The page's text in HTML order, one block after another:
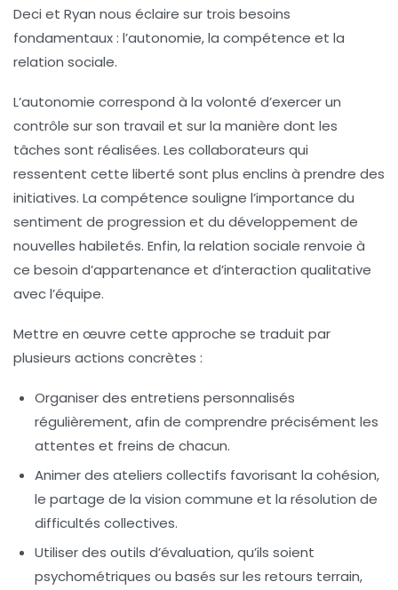
Deci et Ryan nous éclaire sur trois besoins
fondamentaux : l’autonomie, la compétence et la
relation sociale.
L’autonomie correspond à la volonté d’exercer un
contrôle sur son travail et sur la manière dont les
tâches sont réalisées. Les collaborateurs qui
ressentent cette liberté sont plus enclins à prendre des
initiatives. La compétence souligne l’importance du
sentiment de progression et du développement de
nouvelles habiletés. Enfin, la relation sociale renvoie à
ce besoin d’appartenance et d’interaction qualitative
avec l’équipe.
Mettre en œuvre cette approche se traduit par
plusieurs actions concrètes :
Organiser des entretiens personnalisés
régulièrement, afin de comprendre précisément les
attentes et freins de chacun.
Animer des ateliers collectifs favorisant la cohésion,
le partage de la vision commune et la résolution de
difficultés collectives.
Utiliser des outils d’évaluation, qu’ils soient
psychométriques ou basés sur les retours terrain,